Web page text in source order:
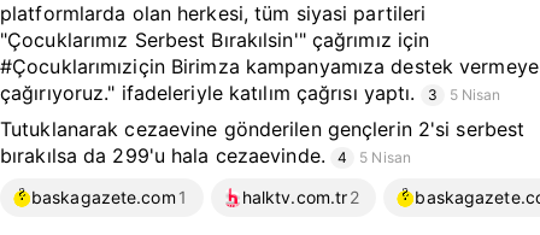
platformlarda olan herkesi, tüm siyasi partileri
"Çocuklarımız Serbest Bırakılsin'" çağrımız için
#Çocuklarımıziçin Birimza kampanyamıza destek vermeye
çağırıyoruz." ifadeleriyle katılım çağrısı yaptı.
3 5 Nisan
Tutuklanarak cezaevine gönderilen gençlerin 2'si serbest
bırakılsa da 299'u hala cezaevinde.
4 5 Nisan
baskagazete.com 1 halktv.com.tr2